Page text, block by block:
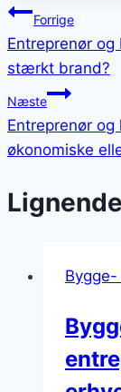
Forrige
Entreprenør
stærkt brand?
Næste
Entreprenør
økonomiske